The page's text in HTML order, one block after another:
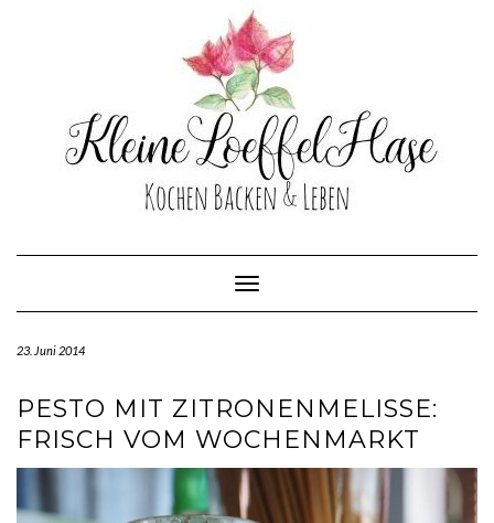
Toggle Navigation
23. Juni 2014
PESTO MIT ZITRONENMELISSE:
FRISCH VOM WOCHENMARKT